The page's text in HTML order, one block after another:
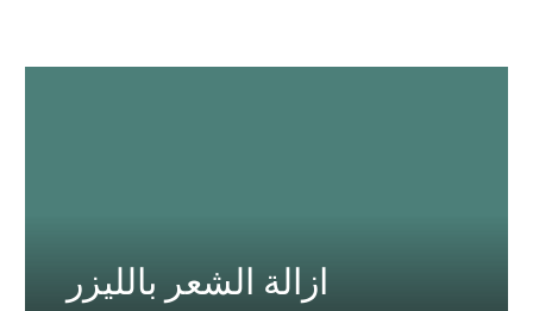
ازالة الشعر بالليزر